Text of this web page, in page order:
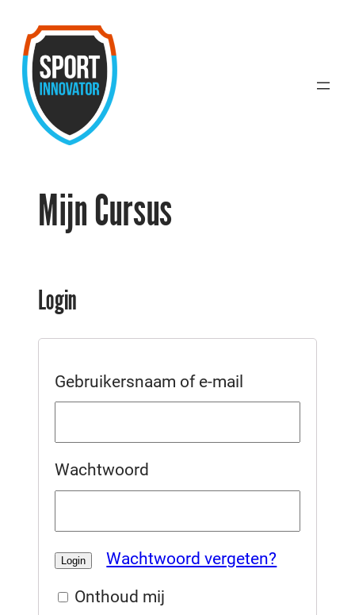
naar
de
inhoud
Mijn Cursus
Login
Gebruikersnaam of e-mail
Wachtwoord
Wachtwoord vergeten?
Onthoud mij